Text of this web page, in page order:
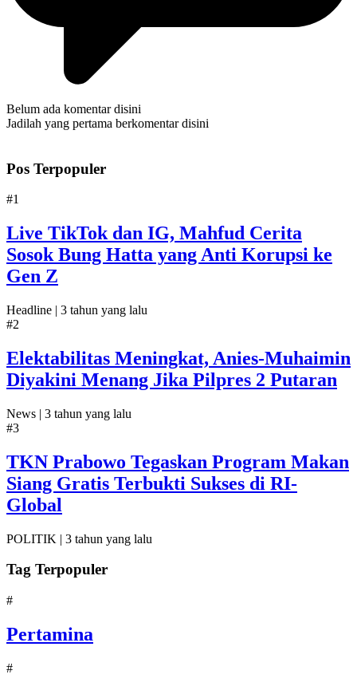
Belum ada komentar disini
Jadilah yang pertama berkomentar disini
Pos Terpopuler
#1
Live TikTok dan IG, Mahfud Cerita
Sosok Bung Hatta yang Anti Korupsi ke
Gen Z
Headline | 3 tahun yang lalu
#2
Elektabilitas Meningkat, Anies-Muhaimin
Diyakini Menang Jika Pilpres 2 Putaran
News | 3 tahun yang lalu
#3
TKN Prabowo Tegaskan Program Makan
Siang Gratis Terbukti Sukses di RI-
Global
POLITIK | 3 tahun yang lalu
Tag Terpopuler
#
Pertamina
#